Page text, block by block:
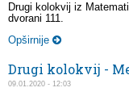
Drugi kolokvij iz
dvorani 111.
Opširnije
Drugi kolokvij -
09.01.2020 - 12:03